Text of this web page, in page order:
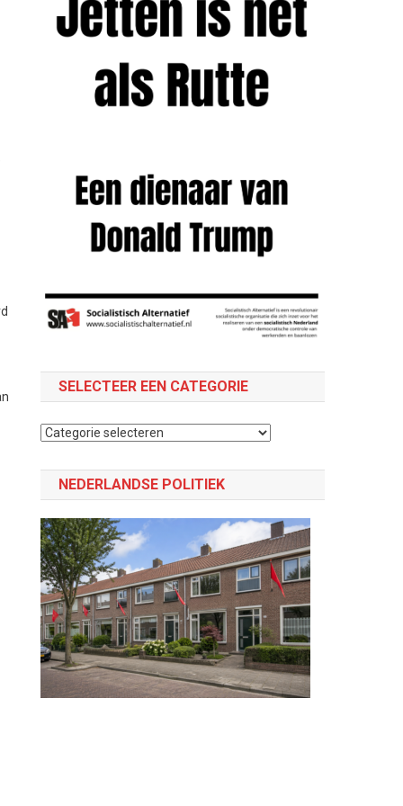
SELECTEER EEN CATEGORIE
Selecteer
categorie
NEDERLANDSE POLITIEK